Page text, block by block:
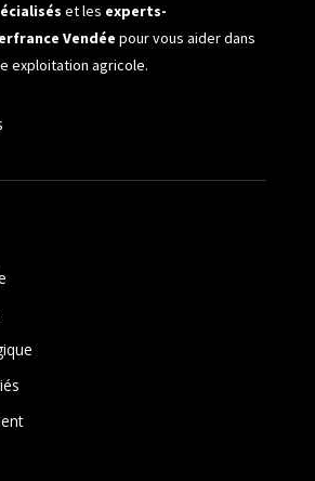
et les experts-
Vendée pour vous aider dans
exploitation agricole.